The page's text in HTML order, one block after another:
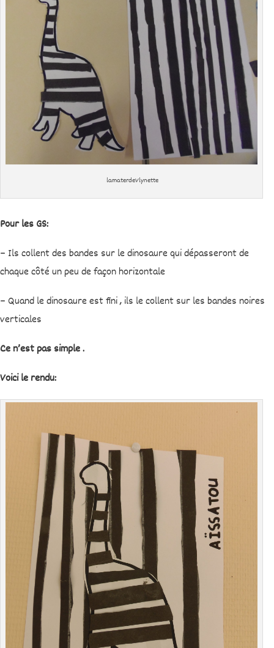
lamaterdeVlynette
Pour les GS:
– Ils collent des bandes sur le dinosaure qui dépasseront de
chaque côté un peu de façon horizontale
– Quand le dinosaure est fini , ils le collent sur les bandes noires
verticales
Ce n’est pas simple .
Voici le rendu: